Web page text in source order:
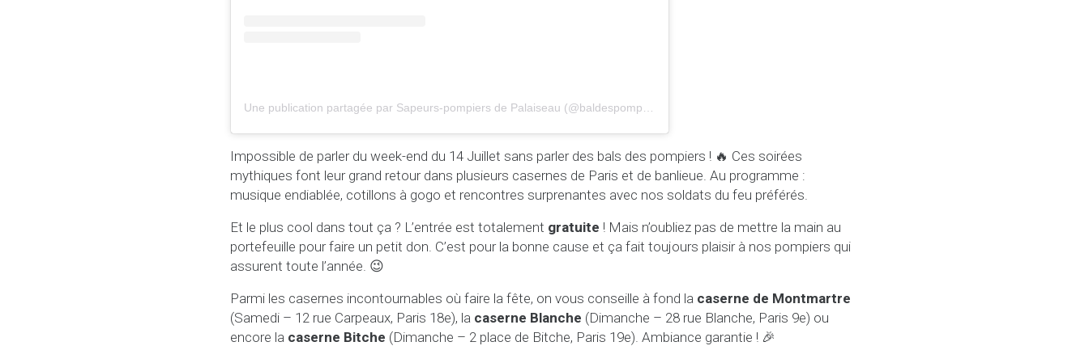
Impossible de parler du week-end du 14 Juillet sans parler des bals des pompiers ! 🔥 Ces soirées
mythiques font leur grand retour dans plusieurs casernes de Paris et de banlieue. Au programme :
musique endiablée, cotillons à gogo et rencontres surprenantes avec nos soldats du feu préférés.
Et le plus cool dans tout ça ? L’entrée est totalement gratuite ! Mais n’oubliez pas de mettre la main au
portefeuille pour faire un petit don. C’est pour la bonne cause et ça fait toujours plaisir à nos pompiers qui
assurent toute l’année. 😉
Parmi les casernes incontournables où faire la fête, on vous conseille à fond la caserne de Montmartre
(Samedi – 12 rue Carpeaux, Paris 18e), la caserne Blanche (Dimanche – 28 rue Blanche, Paris 9e) ou
encore la caserne Bitche (Dimanche – 2 place de Bitche, Paris 19e). Ambiance garantie ! 🎉